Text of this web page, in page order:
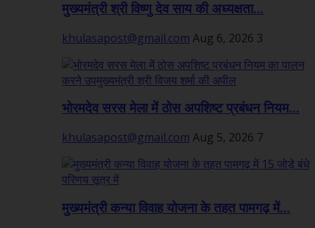
मुख्यमंत्री श्री विष्णु देव साय की अध्यक्षता...
khulasapost@gmail.com Aug 6, 2026 3
भोरमदेव सरस मेला में ठोस अपशिष्ट प्रबंधन नियम...
khulasapost@gmail.com Aug 5, 2026 7
मुख्यमंत्री कन्या विवाह योजना के तहत पामगढ़ में...